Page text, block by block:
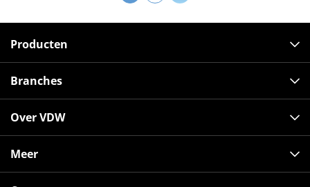
Producten
Branches
Over VDW
Meer